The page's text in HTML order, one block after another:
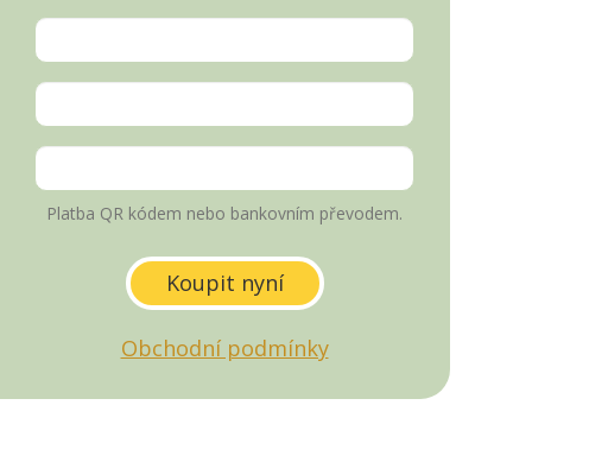
Platba QR kódem nebo bankovním převodem.
Obchodní podmínky